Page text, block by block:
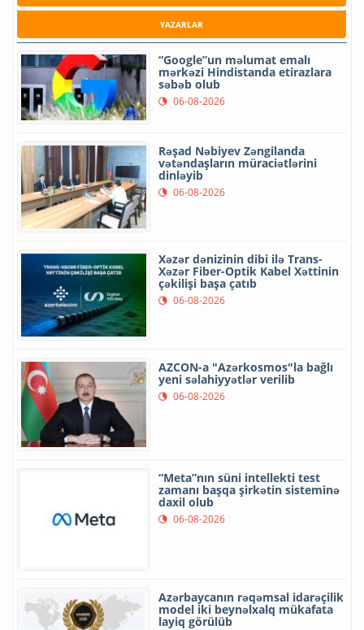
YAZARLAR
“Google”un məlumat emalı
mərkəzi Hindistanda etirazlara
səbəb olub
06-08-2026
Rəşad Nəbiyev Zəngilanda
vətəndaşların müraciətlərini
dinləyib
06-08-2026
Xəzər dənizinin dibi ilə Trans-
Xəzər Fiber-Optik Kabel Xəttinin
çəkilişi başa çatıb
06-08-2026
AZCON-a "Azərkosmos"la bağlı
yeni səlahiyyətlər verilib
06-08-2026
“Meta”nın süni intellekti test
zamanı başqa şirkətin sisteminə
daxil olub
06-08-2026
Azərbaycanın rəqəmsal idarəçilik
model iki beynəlxalq mükafata
layiq görülüb